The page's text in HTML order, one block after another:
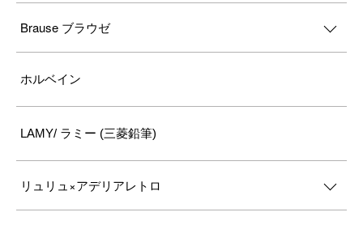
Brause ブラウゼ
ホルベイン
LAMY/ ラミー (三菱鉛筆)
リュリュ×アデリアレトロ